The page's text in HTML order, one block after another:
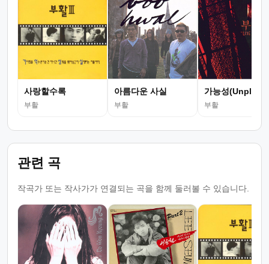
사랑할수록
부활
아름다운 사실
부활
가능성
부활
관련 곡
작곡가 또는 작사가가 연결되는 곡을 함께 둘러볼 수 있습니다.